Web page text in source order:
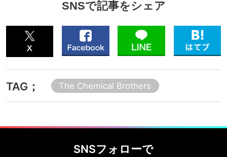
SNSで記事をシェア
TAG； The Chemical Brothers
SNSフォローで